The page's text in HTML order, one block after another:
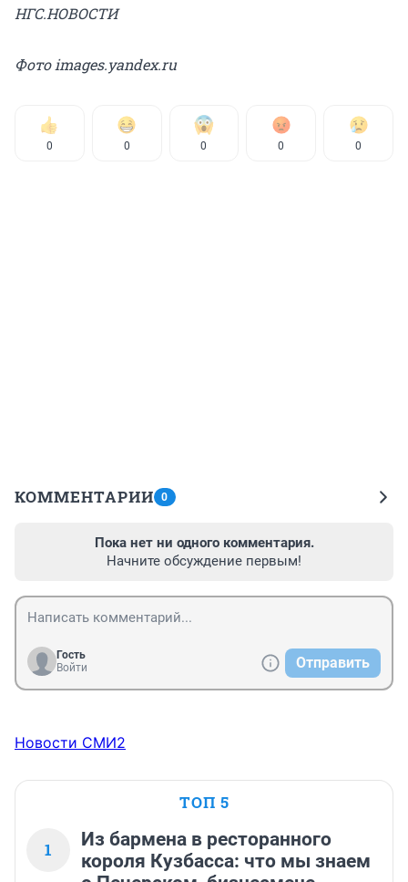
НГС.НОВОСТИ
Фото images.yandex.ru
0 0 0 0 0
КОММЕНТАРИИ 0
Пока нет ни одного комментария.
Начните обсуждение первым!
Гость
Войти
Отправить
Новости СМИ2
ТОП 5
1
Из бармена в ресторанного
короля Кузбасса: что мы знаем